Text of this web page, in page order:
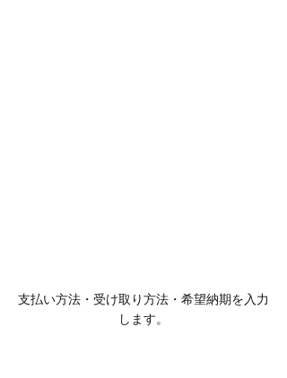
支払い方法・受け取り方法・希望納期を入力
します。